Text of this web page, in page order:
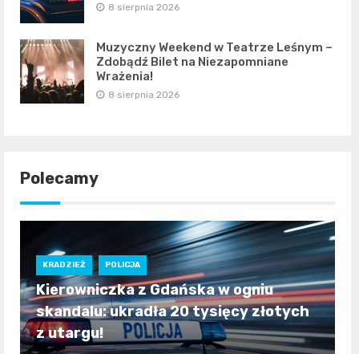
8 sierpnia 2026
Muzyczny Weekend w Teatrze Leśnym –
Zdobądź Bilet na Niezapomniane
Wrażenia!
8 sierpnia 2026
Polecamy
KRADZIEŻ POLICJA
Kierowniczka z Gdańska w ogniu
skandalu: ukradła 20 tysięcy złotych
z utargu!